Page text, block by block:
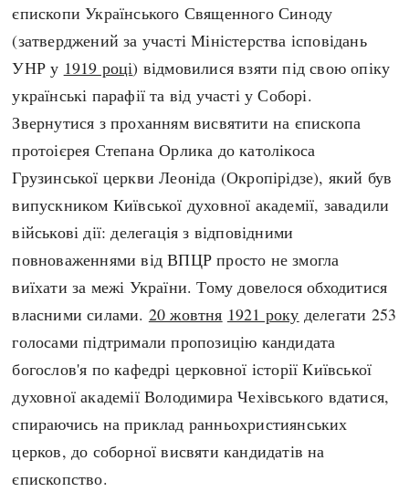
єпископи Українського Священного Синоду
(затверджений за участі Міністерства ісповідань
УНР у 1919 році) відмовилися взяти під свою опіку
українські парафії та від участі у Соборі.
Звернутися з проханням висвятити на єпископа
протоієрея Степана Орлика до католікоса
Грузинської церкви Леоніда (Окропірідзе), який був
випускником Київської духовної академії, завадили
військові дії: делегація з відповідними
повноваженнями від ВПЦР просто не змогла
виїхати за межі України. Тому довелося обходитися
власними силами. 20 жовтня 1921 року делегати 253
голосами підтримали пропозицію кандидата
богослов'я по кафедрі церковної історії Київської
духовної академії Володимира Чехівського вдатися,
спираючись на приклад ранньохристиянських
церков, до соборної висвяти кандидатів на
єпископство.